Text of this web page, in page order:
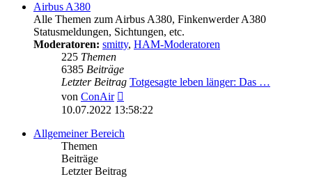
Airbus A380
Alle Themen zum Airbus A380, Finkenwerder A380
Statusmeldungen, Sichtungen, etc.
Moderatoren: smitty, HAM-Moderatoren
225 Themen
6385 Beiträge
Letzter Beitrag Totgesagte leben länger: Das …
von ConAir
Beitrag
10.07.2022 13:58:22
Allgemeiner Bereich
Themen
Beiträge
Letzter Beitrag